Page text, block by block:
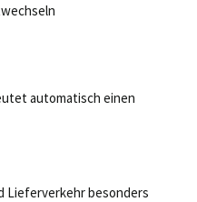
automatisch einen
Lieferverkehr besonders